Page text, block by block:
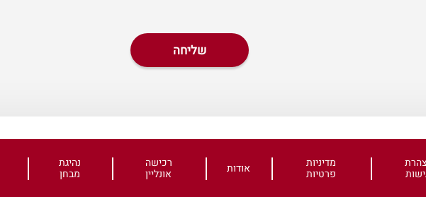
מדיניות
פרטיות אודות רכישה
אונליין
נהיגת
מבחן